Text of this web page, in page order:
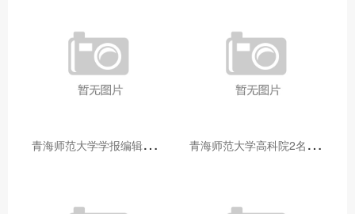
青
海师范大学学报编辑部赴大通县城关镇上毛佰胜村开展帮扶慰问活动 青
海师范大学高科院2名专家当选中国科学院院士